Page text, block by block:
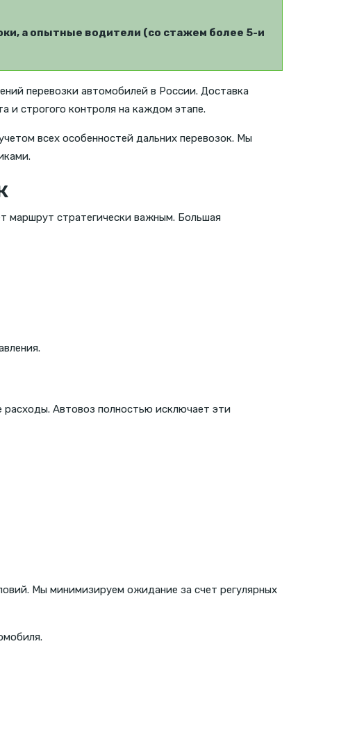
а опытные водители (со стажем более 5-и
перевозки автомобилей в России. Доставка
и строгого контроля на каждом этапе.
всех особенностей дальних перевозок. Мы
маршрут стратегически важным. Большая
расходы. Автовоз полностью исключает эти
Мы минимизируем ожидание за счет регулярных